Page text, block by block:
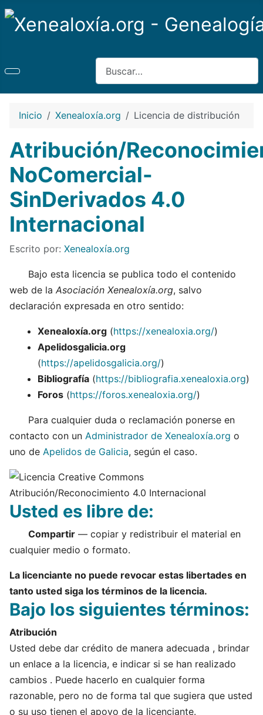
Buscar
Inicio Xenealoxía.org Licencia de distribución
Atribución/
NoComercial-
SinDerivados 4.0
Internacional
Detalles
Escrito por: Xenealoxía.org
Bajo esta licencia se publica todo el contenido
web de la Asociación Xenealoxía.org, salvo
declaración expresada en otro sentido:
Xenealoxía.org (https://xenealoxia.org/)
Apelidosgalicia.org
(https://apelidosgalicia.org/)
Bibliografía (https://bibliografia.xenealoxia.org)
Foros (https://foros.xenealoxia.org/)
Para cualquier duda o reclamación ponerse en
contacto con un Administrador de Xenealoxía.org o
uno de Apelidos de Galicia, según el caso.
Usted es libre de:
Compartir — copiar y redistribuir el material en
cualquier medio o formato.
La licenciante no puede revocar estas libertades en
tanto usted siga los términos de la licencia.
Bajo los siguientes términos:
Atribución
Usted debe dar crédito de manera adecuada , brindar
un enlace a la licencia, e indicar si se han realizado
cambios . Puede hacerlo en cualquier forma
razonable, pero no de forma tal que sugiera que usted
o su uso tienen el apoyo de la licenciante.